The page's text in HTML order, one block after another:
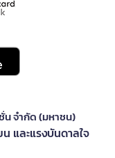
น จำกัด (มหาชน)
และแรงบันดาลใจ